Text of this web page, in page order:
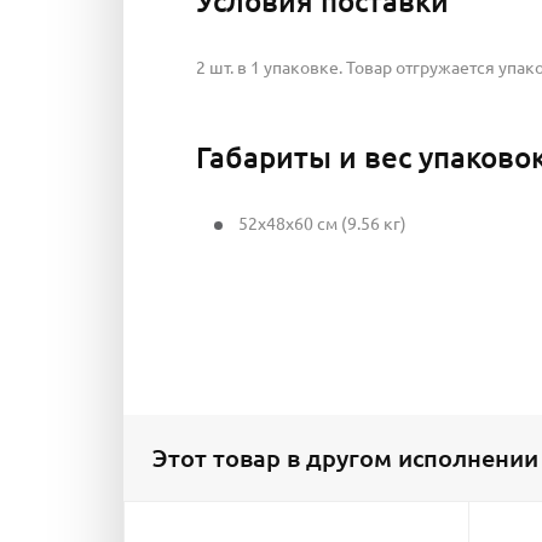
2 шт. в 1 упаковке. Товар отгружается
Габариты и вес
52x48x60 см (9.56 кг)
Этот товар в другом исполнении